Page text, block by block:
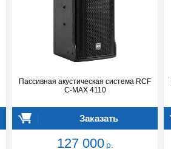
Пассивная акустическая система RCF
C-MAX 4110
Заказать
127 000 р.